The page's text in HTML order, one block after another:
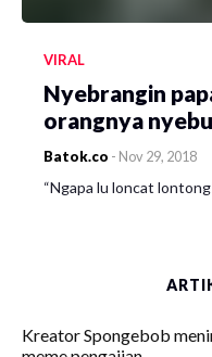
VIRAL
Nyebrangin
orangnya
Batok.co - Nov 29, 2018
“Ngapa lu loncat
Kreator Spongebob